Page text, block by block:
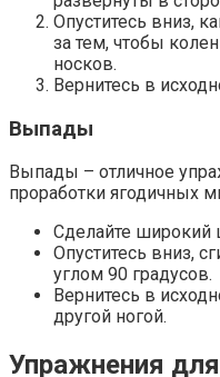
Опуститесь вниз,
за тем, чтобы
носков.
Вернитесь в
Выпады
Выпады – отличное
проработки
Сделайте широкий
Опуститесь вниз,
углом 90 градусов.
Вернитесь в
другой ногой.
Упражнения